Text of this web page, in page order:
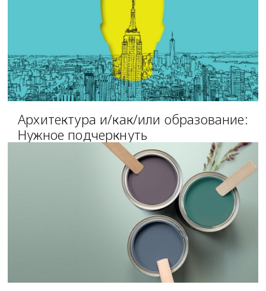
Архитектура и/как/или образование:
Нужное подчеркнуть